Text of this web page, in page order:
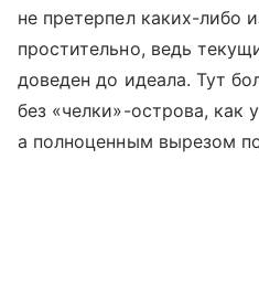
не претерпел каких-либо
простительно, ведь
доведен до идеала. Тут
без «челки»-острова, как
а полноценным вырезом